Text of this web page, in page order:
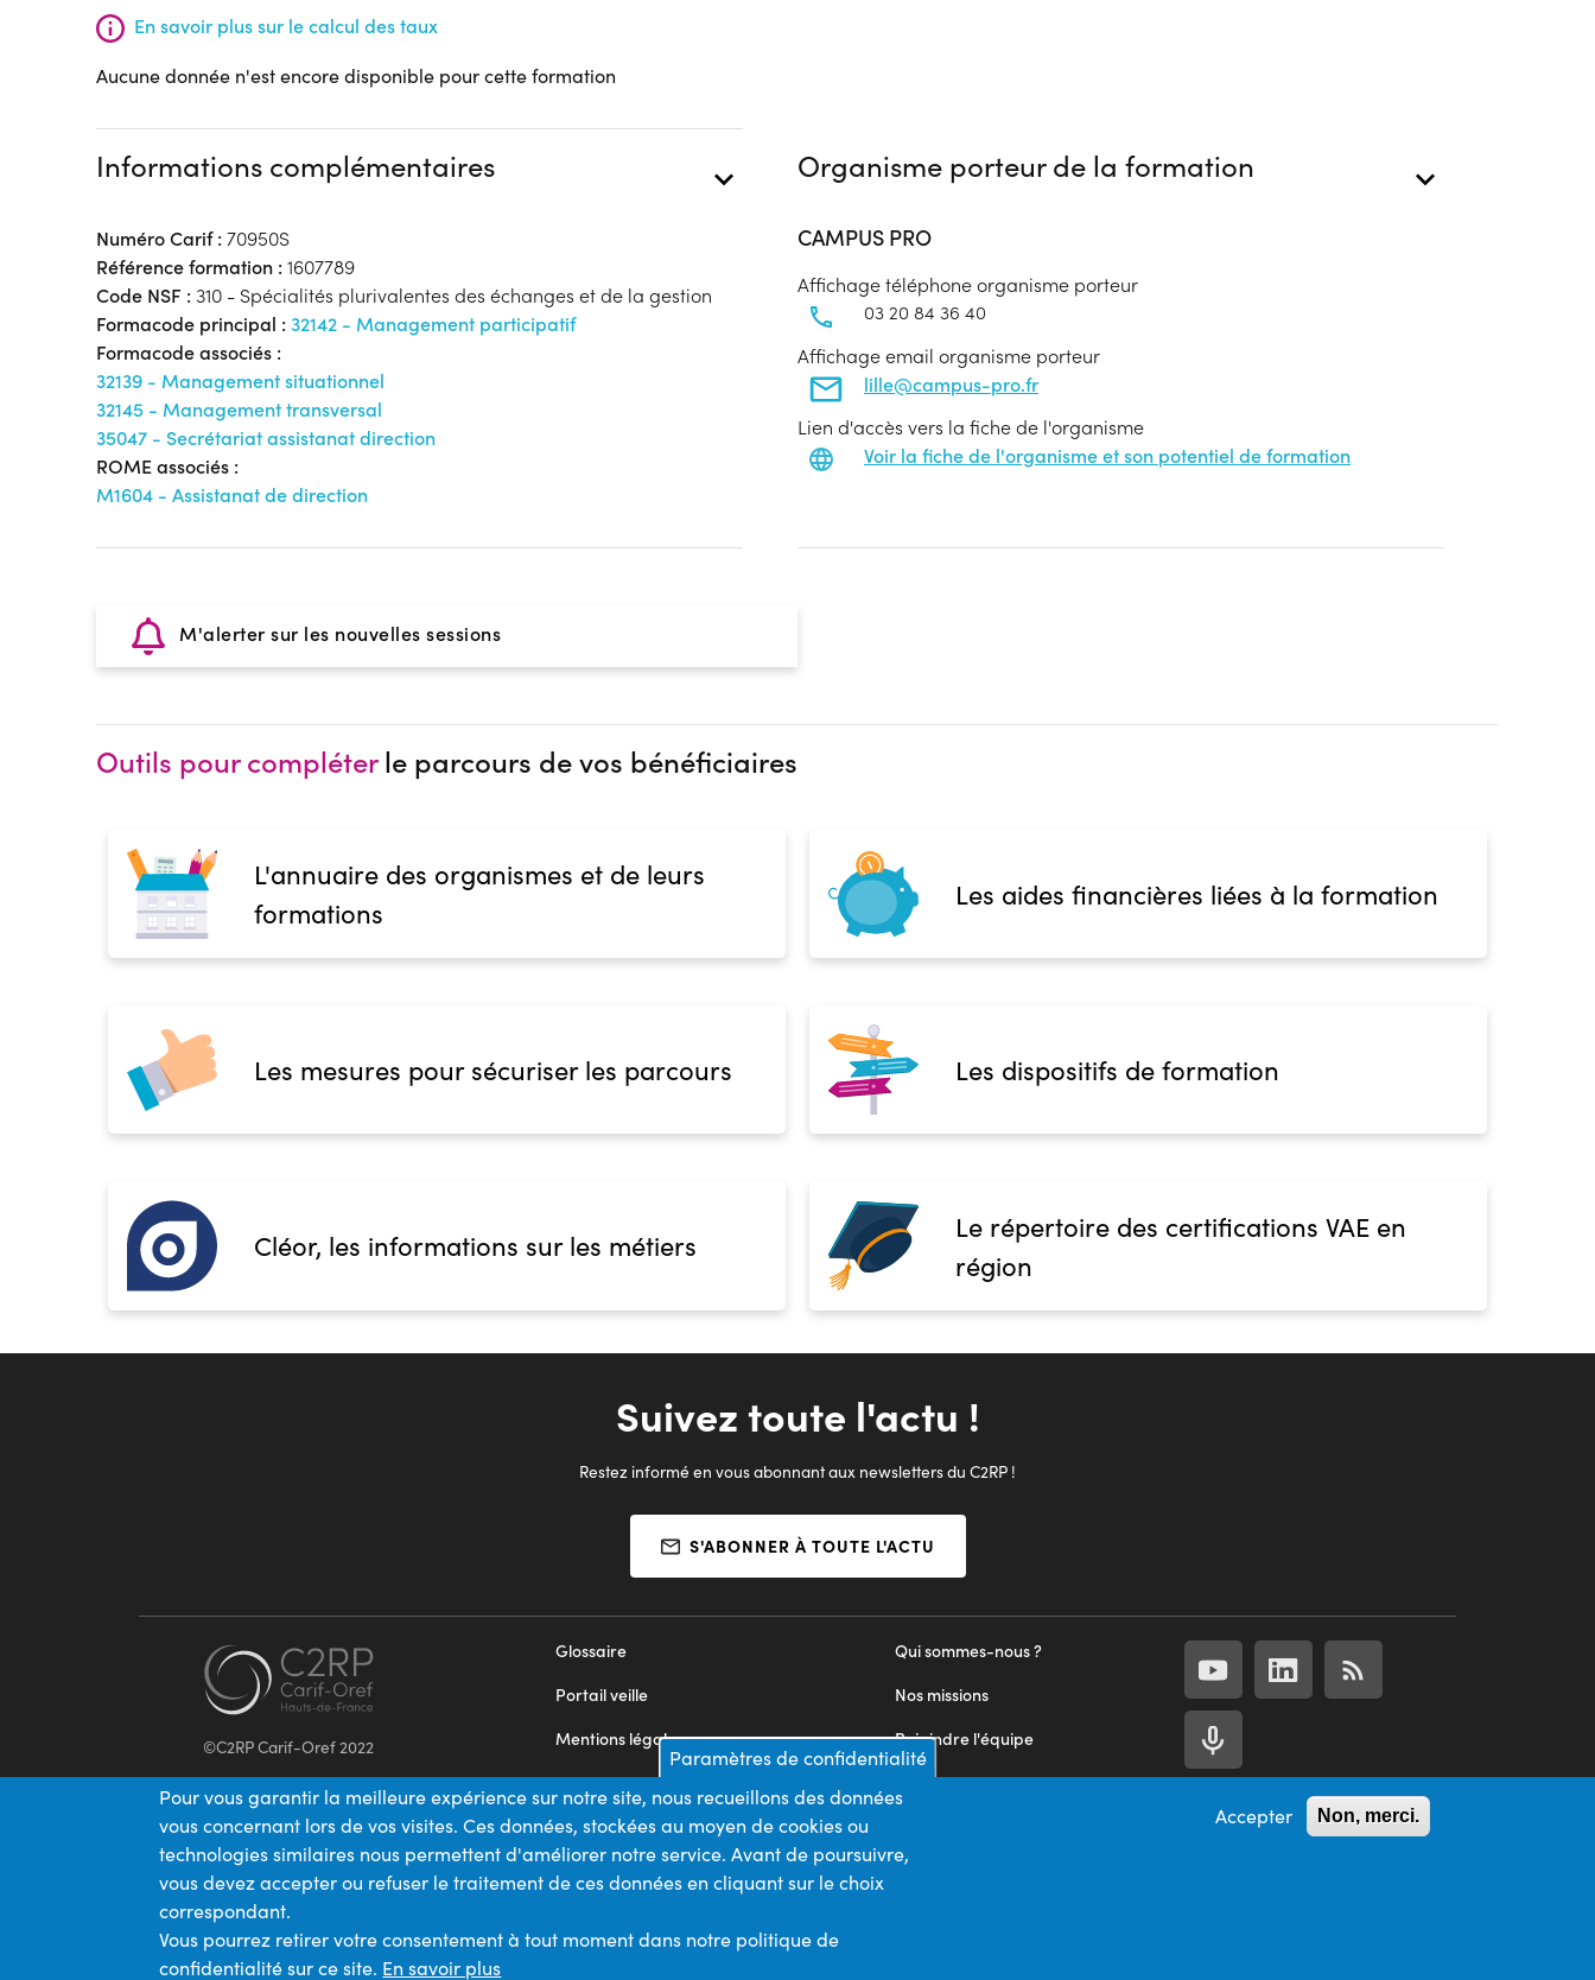
En savoir plus sur le calcul des taux
Aucune donnée n'est encore disponible pour cette formation
Informations complémentaires
Numéro Carif : 70950S
Référence formation : 1607789
Code NSF : 310 - Spécialités plurivalentes des échanges et de la gestion
Formacode principal : 32142 - Management participatif
Formacode associés :
32139 - Management situationnel
32145 - Management transversal
35047 - Secrétariat assistanat direction
ROME associés :
M1604 - Assistanat de direction
Organisme porteur de la formation
CAMPUS PRO
Affichage téléphone organisme porteur
03 20 84 36 40
Affichage email organisme porteur
lille@campus-pro.fr
Lien d'accès vers la fiche de l'organisme
Voir la fiche de l'organisme et son potentiel de formation
M'alerter sur les nouvelles sessions
Outils pour compléterle parcours de vos bénéficiaires
L'annuaire des organismes et de leurs
formations
Les aides financières liées à la formation
Les mesures pour sécuriser les parcours Les dispositifs de formation
Cléor, les informations sur les métiers
Le répertoire des certifications VAE en
région
Suivez toute l'actu !
Restez informé en vous abonnant aux newsletters du C2RP !
S'ABONNER À TOUTE L'ACTU
©C2RP Carif-Oref 2022
Qui sommes-nous ?
Nos missions
Rejoindre l'équipe
Nous contacter
Glossaire
Portail veille
Mentions légales
Appels d'offres
Plan du site
Paramètres de confidentialité
Pour vous garantir la meilleure expérience sur notre site, nous recueillons des données
vous concernant lors de vos visites. Ces données, stockées au moyen de cookies ou
technologies similaires nous permettent d'améliorer notre service. Avant de poursuivre,
vous devez accepter ou refuser le traitement de ces données en cliquant sur le choix
correspondant.
Vous pourrez retirer votre consentement à tout moment dans notre politique de
confidentialité sur ce site. En savoir plus
Accepter Non, merci.